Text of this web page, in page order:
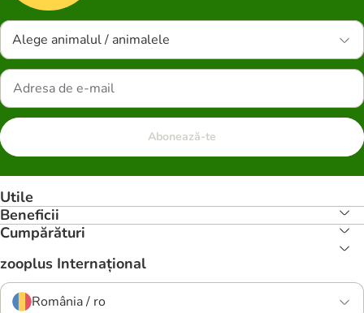
Alege animalul / animalele
Abonează-te
Utile
Beneficii
Cumpărături
zooplus Internațional
România / ro